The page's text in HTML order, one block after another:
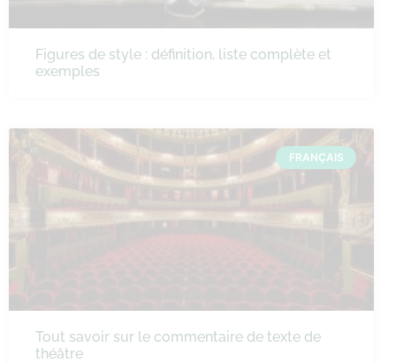
Figures de style : définition, liste complète et
exemples
FRANÇAIS
Tout savoir sur le commentaire de texte de
théâtre